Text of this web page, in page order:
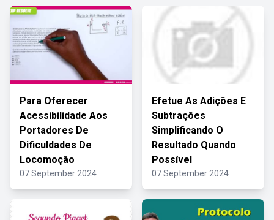
Para Oferecer
Acessibilidade Aos
Portadores De
Dificuldades De
Locomoção
07 September 2024
Efetue As Adições E
Subtrações
Simplificando O
Resultado Quando
Possível
07 September 2024